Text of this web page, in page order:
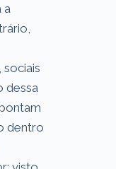
a
dessa
dentro